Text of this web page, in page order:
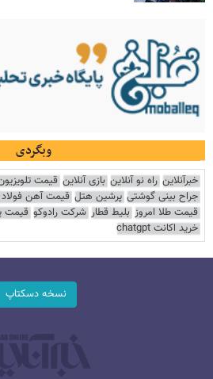
وبگردی
خبرآنلاین راه نو آنلاین بازی آنلاین قیمت
جراح بینی گوشتی پرشین هتل قیمت آهن فولاد
قیمت طلا امروز بلیط قطار شرکت رادوکو قیمت
خرید اکانت chatgpt
نسخه دسکتاپ